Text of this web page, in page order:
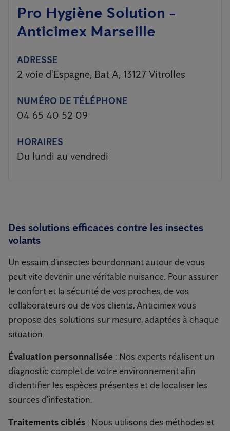
Pro Hygiène Solution -
Anticimex Marseille
ADRESSE
2 voie d'Espagne, Bat A, 13127 Vitrolles
NUMÉRO DE TÉLÉPHONE
04 65 40 52 09
HORAIRES
Du lundi au vendredi
Des solutions efficaces contre les insectes
volants
Un essaim d'insectes bourdonnant autour de vous
peut vite devenir une véritable nuisance. Pour assurer
le confort et la sécurité de vos proches, de vos
collaborateurs ou de vos clients, Anticimex vous
propose des solutions sur mesure, adaptées à chaque
situation.
Évaluation personnalisée : Nos experts réalisent un
diagnostic complet de votre environnement afin
d’identifier les espèces présentes et de localiser les
sources d’infestation.
Traitements ciblés : Nous utilisons des méthodes et